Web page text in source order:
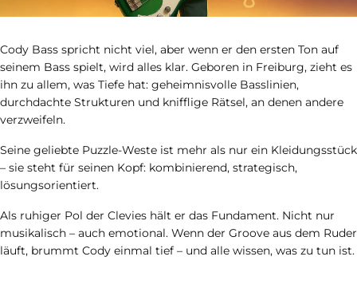
Cody Bass spricht nicht viel, aber wenn er den ersten Ton auf
seinem Bass spielt, wird alles klar. Geboren in Freiburg, zieht es
ihn zu allem, was Tiefe hat: geheimnisvolle Basslinien,
durchdachte Strukturen und knifflige Rätsel, an denen andere
verzweifeln.
Seine geliebte Puzzle-Weste ist mehr als nur ein Kleidungsstück
– sie steht für seinen Kopf: kombinierend, strategisch,
lösungsorientiert.
Als ruhiger Pol der Clevies hält er das Fundament. Nicht nur
musikalisch – auch emotional. Wenn der Groove aus dem Ruder
läuft, brummt Cody einmal tief – und alle wissen, was zu tun ist.